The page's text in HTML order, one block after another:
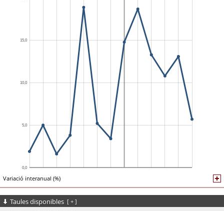
Variació interanual (%)
Taules disponibles [ + ]